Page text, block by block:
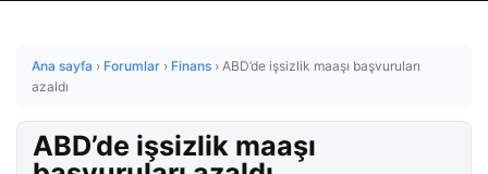
Ana sayfa › Forumlar › Finans › ABD’de işsizlik maaşı başvuruları
azaldı
ABD’de işsizlik maaşı